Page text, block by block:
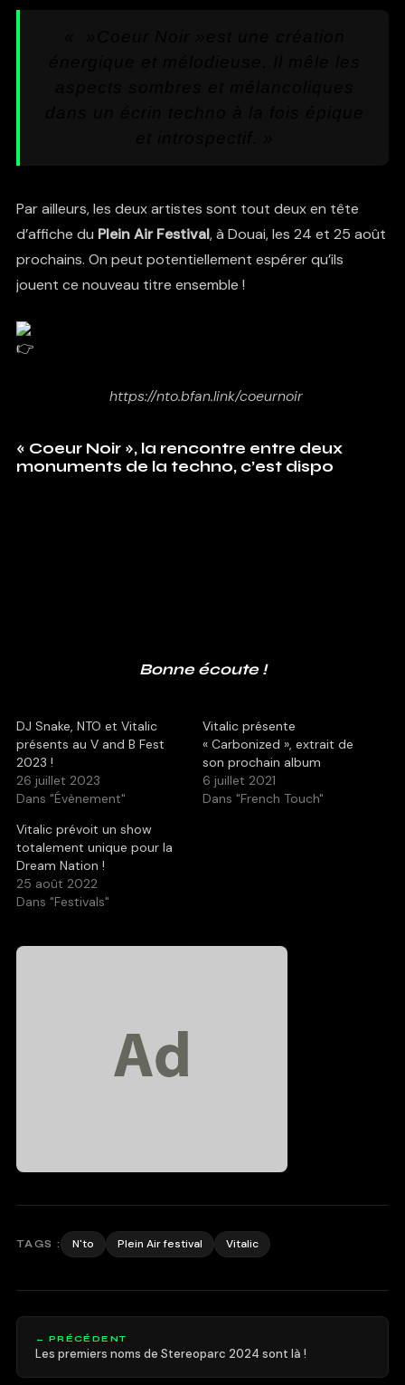
Par ailleurs, les deux artistes sont tout deux en tête
d’affiche du Plein Air Festival, à Douai, les 24 et 25 août
prochains. On peut potentiellement espérer qu’ils
jouent ce nouveau titre ensemble !
https://nto.bfan.link/coeurnoir
« Coeur Noir », la rencontre entre deux
monuments de la techno, c’est dispo
Bonne écoute !
DJ Snake, NTO et Vitalic
présents au V and B Fest
2023 !
26 juillet 2023
Dans "Évènement"
Vitalic présente
« Carbonized », extrait de
son prochain album
6 juillet 2021
Dans "French Touch"
Vitalic prévoit un show
totalement unique pour la
Dream Nation !
25 août 2022
Dans "Festivals"
TAGS : N'to Plein Air festival Vitalic
← PRÉCÉDENT
Les premiers noms de Stereoparc 2024 sont là !